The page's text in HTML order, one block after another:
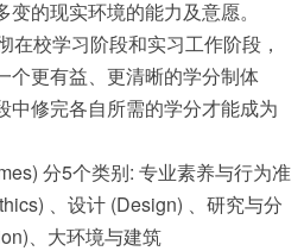
的现实环境的能力及意愿。
在校学习阶段和实习工作阶段，
个更有益、更清晰的学分制体
中修完各自所需的学分才能成为
分5个类别: 专业素养与行为准
、设计 (Design) 、研究与分
、大环境与建筑